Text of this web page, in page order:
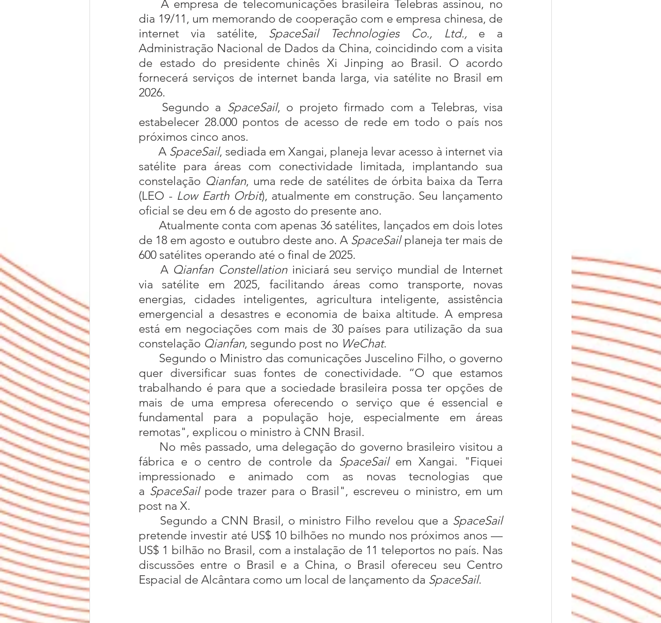
dia 19/11, um memorando de cooperação com e empresa chinesa, de
internet via satélite, SpaceSail Technologies Co., Ltd., e a
Administração Nacional de Dados da China, coincidindo com a visita
de estado do presidente chinês Xi Jinping ao Brasil. O acordo
fornecerá serviços de internet banda larga, via satélite no Brasil em
2026.
	Segundo a
SpaceSail, o projeto firmado com a Telebras, visa
estabelecer 28.000 pontos de acesso de rede em todo o país nos
próximos cinco anos.
	A
SpaceSail, sediada em Xangai, planeja levar acesso à internet via
satélite para áreas com conectividade limitada, implantando sua
constelação Qianfan, uma rede de satélites de órbita baixa da Terra
(LEO - Low Earth Orbit), atualmente em construção. Seu lançamento
oficial se deu em 6 de agosto do presente ano.
de 18 em agosto e outubro deste ano. A SpaceSail planeja ter mais de
600 satélites operando até o final de 2025.
	A
Qianfan Constellation iniciará seu serviço mundial de Internet
via satélite em 2025, facilitando áreas como transporte, novas
energias, cidades inteligentes, agricultura inteligente, assistência
emergencial a desastres e economia de baixa altitude. A empresa
está em negociações com mais de 30 países para utilização da sua
constelação Qianfan, segundo post no WeChat.
quer diversificar suas fontes de conectividade. “O que estamos
trabalhando é para que a sociedade brasileira possa ter opções de
mais de uma empresa oferecendo o serviço que é essencial e
fundamental para a população hoje, especialmente em áreas
remotas", explicou o ministro à CNN Brasil.
fábrica e o centro de controle da SpaceSail em Xangai. "Fiquei
impressionado e animado com as novas tecnologias que
a SpaceSail pode trazer para o Brasil", escreveu o ministro, em um
post na X.
	Segundo a CNN Brasil, o ministro Filho revelou que a
SpaceSail
pretende investir até US$ 10 bilhões no mundo nos próximos anos —
US$ 1 bilhão no Brasil, com a instalação de 11 teleportos no país. Nas
discussões entre o Brasil e a China, o Brasil ofereceu seu Centro
Espacial de Alcântara como um local de lançamento da SpaceSail.